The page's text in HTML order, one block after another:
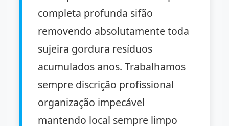
completa profunda sifão
removendo absolutamente toda
sujeira gordura resíduos
acumulados anos. Trabalhamos
sempre discrição profissional
organização impecável
mantendo local sempre limpo